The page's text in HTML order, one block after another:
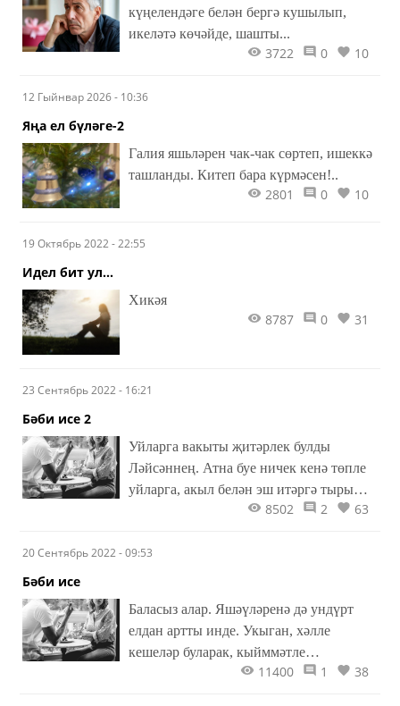
күңелендәге белән бергә кушылып,
икеләтә көчәйде, шашты...
3722 0 10
12 Гыйнвар 2026 - 10:36
Яңа ел бүләге-2
Галия яшьләрен чак-чак сөртеп, ишеккә
ташланды. Китеп бара күрмәсен!..
2801 0 10
19 Октябрь 2022 - 22:55
Идел бит ул...
Хикәя
8787 0 31
23 Сентябрь 2022 - 16:21
Бәби исе 2
Уйларга вакыты җитәрлек булды
Ләйсәннең. Атна буе ничек кенә төпле
уйларга, акыл белән эш итәргә тырышса
да, җимерек барактан, эчкечеләр
михнәтләрдән котылу теләге бик көчле
тойгыларны басып, томалап куярга
тырышты. Намусын җиңәргә,
тынычландырырга теләп, еш кына үз-
8502 2 63
20 Сентябрь 2022 - 09:53
Бәби исе
Баласыз алар. Яшәүләренә дә ундүрт
елдан артты инде. Укыган, хәлле
кешеләр буларак, кыйммәтле
клиникаларда да тикшерү үттеләр,
11400 1 38